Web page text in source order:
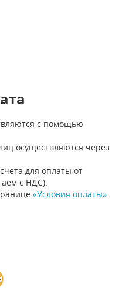
с помощью
осуществляются через
для оплаты от
с НДС).
«Условия оплаты».